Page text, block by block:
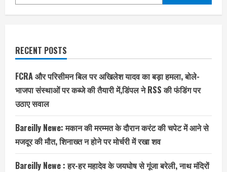
श्यामलाल
पाल
कंधा
RECENT POSTS
FCRA और परिसीमन बिल पर अखिलेश यादव का बड़ा हमला, बोले-
भाजपा संस्थाओं पर कब्जे की तैयारी में,डिंपल ने RSS की फंडिंग पर
उठाए सवाल
Bareilly Newe: मकान की मरम्मत के दौरान करंट की चपेट में आने से
मजदूर की मौत, शिनाख्त न होने पर मोर्चरी में रखा शव
Bareilly Newe : हर-हर महादेव के जयघोष से गूंजा बरेली, नाथ मंदिरों